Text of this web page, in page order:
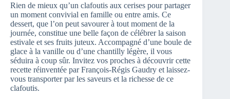
Rien de mieux qu’un clafoutis aux cerises pour partager
un moment convivial en famille ou entre amis. Ce
dessert, que l’on peut savourer à tout moment de la
journée, constitue une belle façon de célébrer la saison
estivale et ses fruits juteux. Accompagné d’une boule de
glace à la vanille ou d’une chantilly légère, il vous
séduira à coup sûr. Invitez vos proches à découvrir cette
recette réinventée par François-Régis Gaudry et laissez-
vous transporter par les saveurs et la richesse de ce
clafoutis.